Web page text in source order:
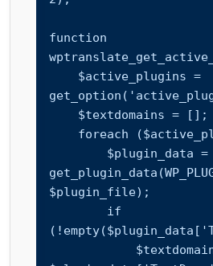
function
$plugin_file);